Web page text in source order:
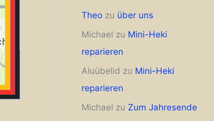
Theo zu über uns
Michael zu Mini-Heki
reparieren
Aluübelid zu Mini-Heki
reparieren
Michael zu Zum Jahresende